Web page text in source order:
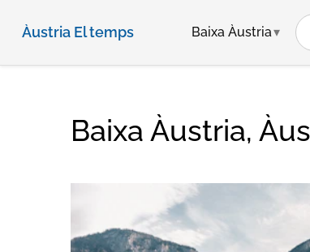
Àustria El temps Baixa Àustria
Baixa Àustria,